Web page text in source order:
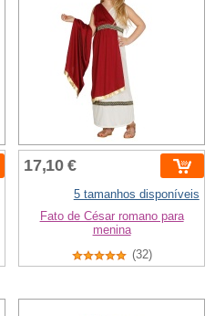
17,10 €
5 tamanhos disponíveis
Fato de César romano para
menina
(32)